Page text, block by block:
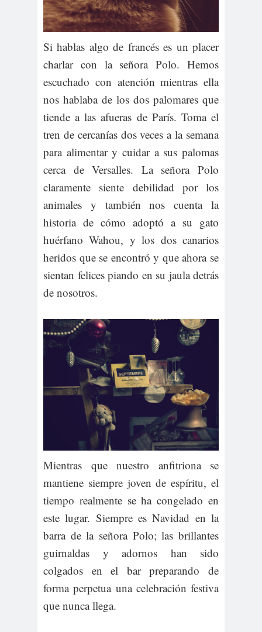
Si hablas algo de francés es un placer
charlar con la señora Polo. Hemos
escuchado con atención mientras ella
nos hablaba de los dos palomares que
tiende a las afueras de París. Toma el
tren de cercanías dos veces a la semana
para alimentar y cuidar a sus palomas
cerca de Versalles. La señora Polo
claramente siente debilidad por los
animales y también nos cuenta la
historia de cómo adoptó a su gato
huérfano Wahou, y los dos canarios
heridos que se encontró y que ahora se
sientan felices piando en su jaula detrás
de nosotros.
Mientras que nuestro anfitriona se
mantiene siempre joven de espíritu, el
tiempo realmente se ha congelado en
este lugar. Siempre es Navidad en la
barra de la señora Polo; las brillantes
guirnaldas y adornos han sido
colgados en el bar preparando de
forma perpetua una celebración festiva
que nunca llega.